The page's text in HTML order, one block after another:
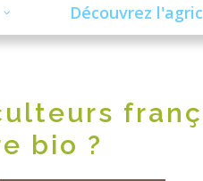
Découvrez
bio ?